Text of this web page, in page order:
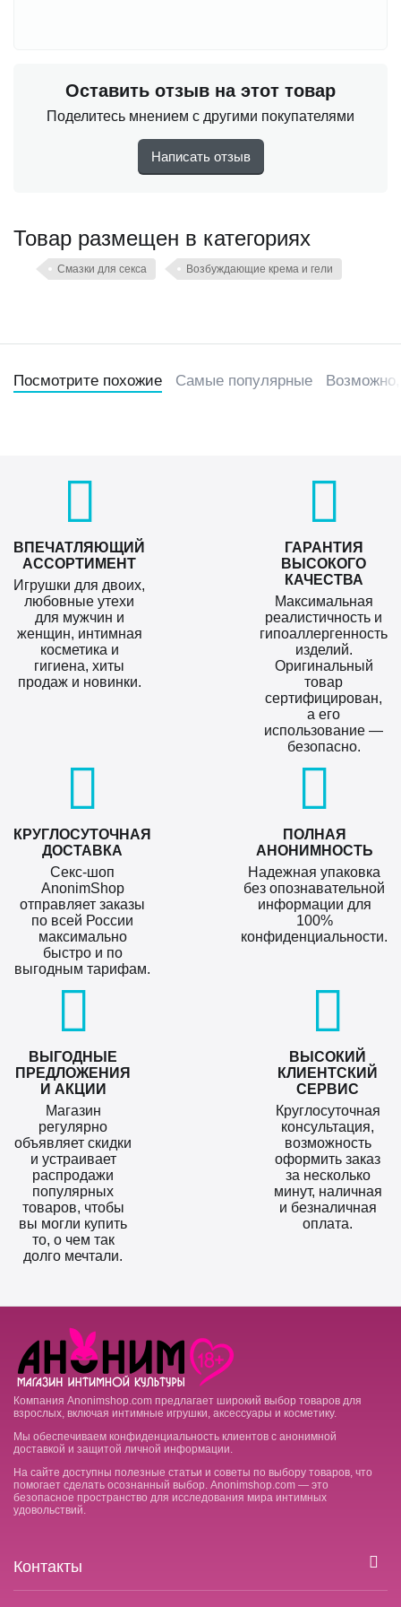
Оставить отзыв на этот товар
Поделитесь мнением с другими покупателями
Написать отзыв
Товар размещен в категориях
Смазки для секса Возбуждающие крема и гели
Посмотрите похожие Самые популярные Возможно,
ВПЕЧАТЛЯЮЩИЙ
АССОРТИМЕНТ
Игрушки для двоих,
любовные утехи
для мужчин и
женщин, интимная
косметика и
гигиена, хиты
продаж и новинки.
ГАРАНТИЯ
ВЫСОКОГО
КАЧЕСТВА
Максимальная
реалистичность и
гипоаллергенность
изделий.
Оригинальный
товар
сертифицирован,
а его
использование —
безопасно.
КРУГЛОСУТОЧНАЯ
ДОСТАВКА
Секс-шоп
AnonimShop
отправляет заказы
по всей России
максимально
быстро и по
выгодным тарифам.
ПОЛНАЯ
АНОНИМНОСТЬ
Надежная упаковка
без опознавательной
информации для
100%
конфиденциальности.
ВЫГОДНЫЕ
ПРЕДЛОЖЕНИЯ
И АКЦИИ
Магазин
регулярно
объявляет скидки
и устраивает
распродажи
популярных
товаров, чтобы
вы могли купить
то, о чем так
долго мечтали.
ВЫСОКИЙ
КЛИЕНТСКИЙ
СЕРВИС
Круглосуточная
консультация,
возможность
оформить заказ
за несколько
минут, наличная
и безналичная
оплата.
Компания Anonimshop.com предлагает широкий выбор товаров для
взрослых, включая интимные игрушки, аксессуары и косметику.
Мы обеспечиваем конфиденциальность клиентов с анонимной
доставкой и защитой личной информации.
На сайте доступны полезные статьи и советы по выбору товаров, что
помогает сделать осознанный выбор. Anonimshop.com — это
безопасное пространство для исследования мира интимных
удовольствий.
Контакты